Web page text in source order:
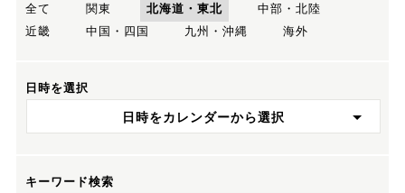
全て
関東 北海道・東北
中部・北陸
近畿
中国・四国 九州・沖縄 海外
日時を選択
日時をカレンダーから選択
キーワード検索